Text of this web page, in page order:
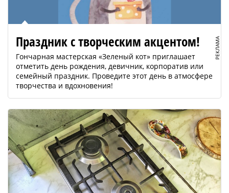
РЕКЛАМА
Праздник с творческим акцентом!
Гончарная мастерская «Зеленый кот» приглашает
отметить день рождения, девичник, корпоратив или
семейный праздник. Проведите этот день в атмосфере
творчества и вдохновения!